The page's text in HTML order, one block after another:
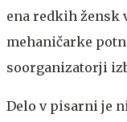
ena redkih žensk
mehaničarke
soorganizatorji
Delo v pisarni je